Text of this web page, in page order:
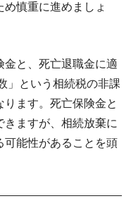
慎重に進めましょ
金と、死亡退職金に適
」という相続税の非課
ます。死亡保険金と
ますが、相続放棄に
可能性があることを頭